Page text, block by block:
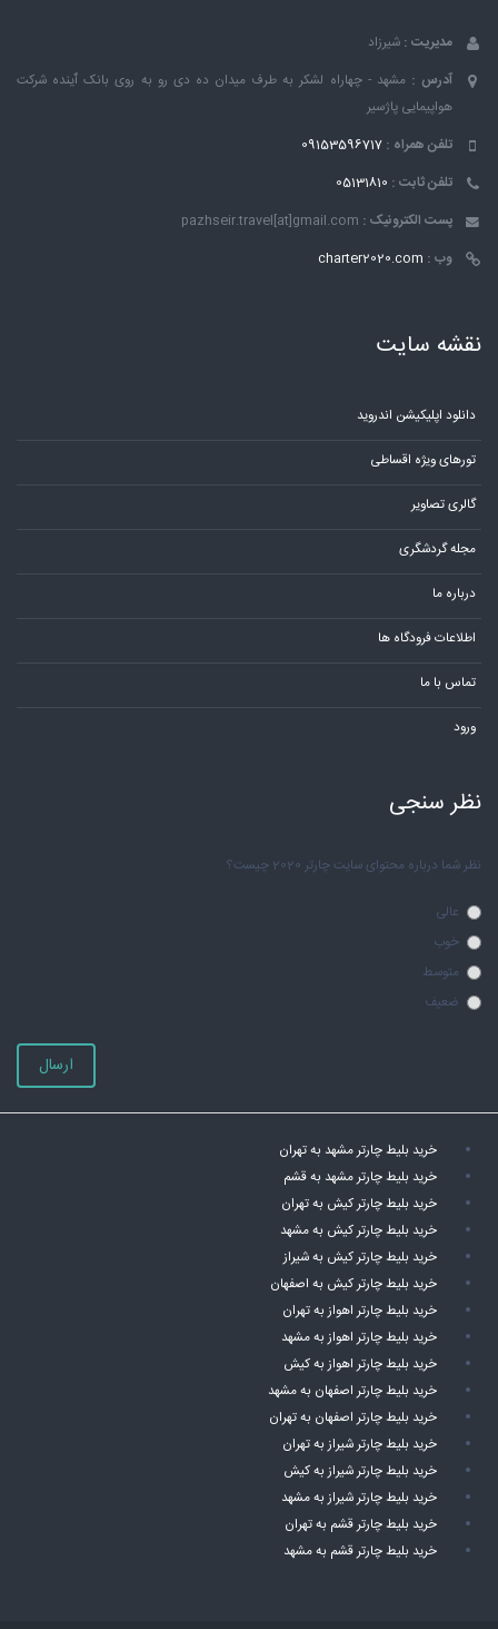
مدیریت : شیرزاد
آدرس : مشهد - چهاراه لشکر به طرف میدان ده دی رو به روی بانک ٱینده شرکت
هواپیمایی پاژسیر
تلفن همراه : 09153596717
تلفن ثابت : 05131810
پست الکترونیک : pazhseir.travel[at]gmail.com
وب : charter2020.com
نقشه سایت
دانلود اپلیکیشن اندروید
تورهای ویژه اقساطی
گالری تصاویر
مجله گردشگری
درباره ما
اطلاعات فرودگاه ها
تماس با ما
ورود
نظر سنجی
نظر شما درباره محتوای سایت چارتر 2020 چیست؟
عالی
خوب
متوسط
ضعیف
ارسال
خرید بلیط چارتر مشهد به تهران
خرید بلیط چارتر مشهد به قشم
خرید بلیط چارتر کیش به تهران
خرید بلیط چارتر کیش به مشهد
خرید بلیط چارتر کیش به شیراز
خرید بلیط چارتر کیش به اصفهان
خرید بلیط چارتر اهواز به تهران
خرید بلیط چارتر اهواز به مشهد
خرید بلیط چارتر اهواز به کیش
خرید بلیط چارتر اصفهان به مشهد
خرید بلیط چارتر اصفهان به تهران
خرید بلیط چارتر شیراز به تهران
خرید بلیط چارتر شیراز به کیش
خرید بلیط چارتر شیراز به مشهد
خرید بلیط چارتر قشم به تهران
خرید بلیط چارتر قشم به مشهد